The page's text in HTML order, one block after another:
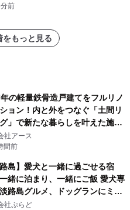
、インテリア・快適性部品）・
前
をもっと見る
の軽量鉄骨造戸建てをフルリノ
ョン！内と外をつなぐ「土間リ
」で新たな暮らしを叶えた施工
株式会社アースが公開
社アース
間前
路島】愛犬と一緒に過ごせる宿
緒に泊まり、一緒にご飯 愛犬専
路島グルメ、ドッグランにミニ
グランピングとトレーラーハウ
社ぷらど